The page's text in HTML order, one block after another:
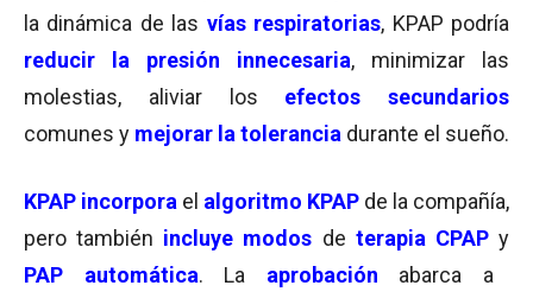
la dinámica de las vías respiratorias, KPAP podría
reducir la presión innecesaria, minimizar las
molestias, aliviar los efectos secundarios
comunes y mejorar la tolerancia durante el sueño.
KPAP incorpora el algoritmo KPAP de la compañía,
pero también incluye modos de terapia CPAPy
PAP automática. La aprobación
abarca a